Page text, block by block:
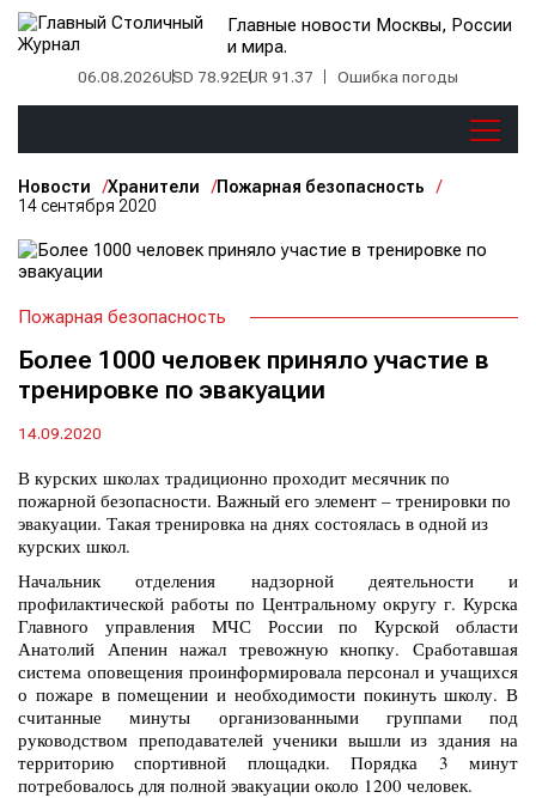
Главные новости Москвы, России
и мира.
06.08.2026USD 78.92EUR 91.37 Ошибка погоды
Новости Хранители
Пожарная безопасность
14 сентября 2020
Пожарная безопасность
Более 1000 человек приняло участие в
тренировке по эвакуации
14.09.2020
В курских школах традиционно проходит месячник по
пожарной безопасности. Важный его элемент – тренировки по
эвакуации. Такая тренировка на днях состоялась в одной из
курских школ.
Начальник отделения надзорной деятельности и
профилактической работы по Центральному округу г. Курска
Главного управления МЧС России по Курской области
Анатолий Апенин нажал тревожную кнопку. Сработавшая
система оповещения проинформировала персонал и учащихся
о пожаре в помещении и необходимости покинуть школу. В
считанные минуты организованными группами под
руководством преподавателей ученики вышли из здания на
территорию спортивной площадки. Порядка 3 минут
потребовалось для полной эвакуации около 1200 человек.